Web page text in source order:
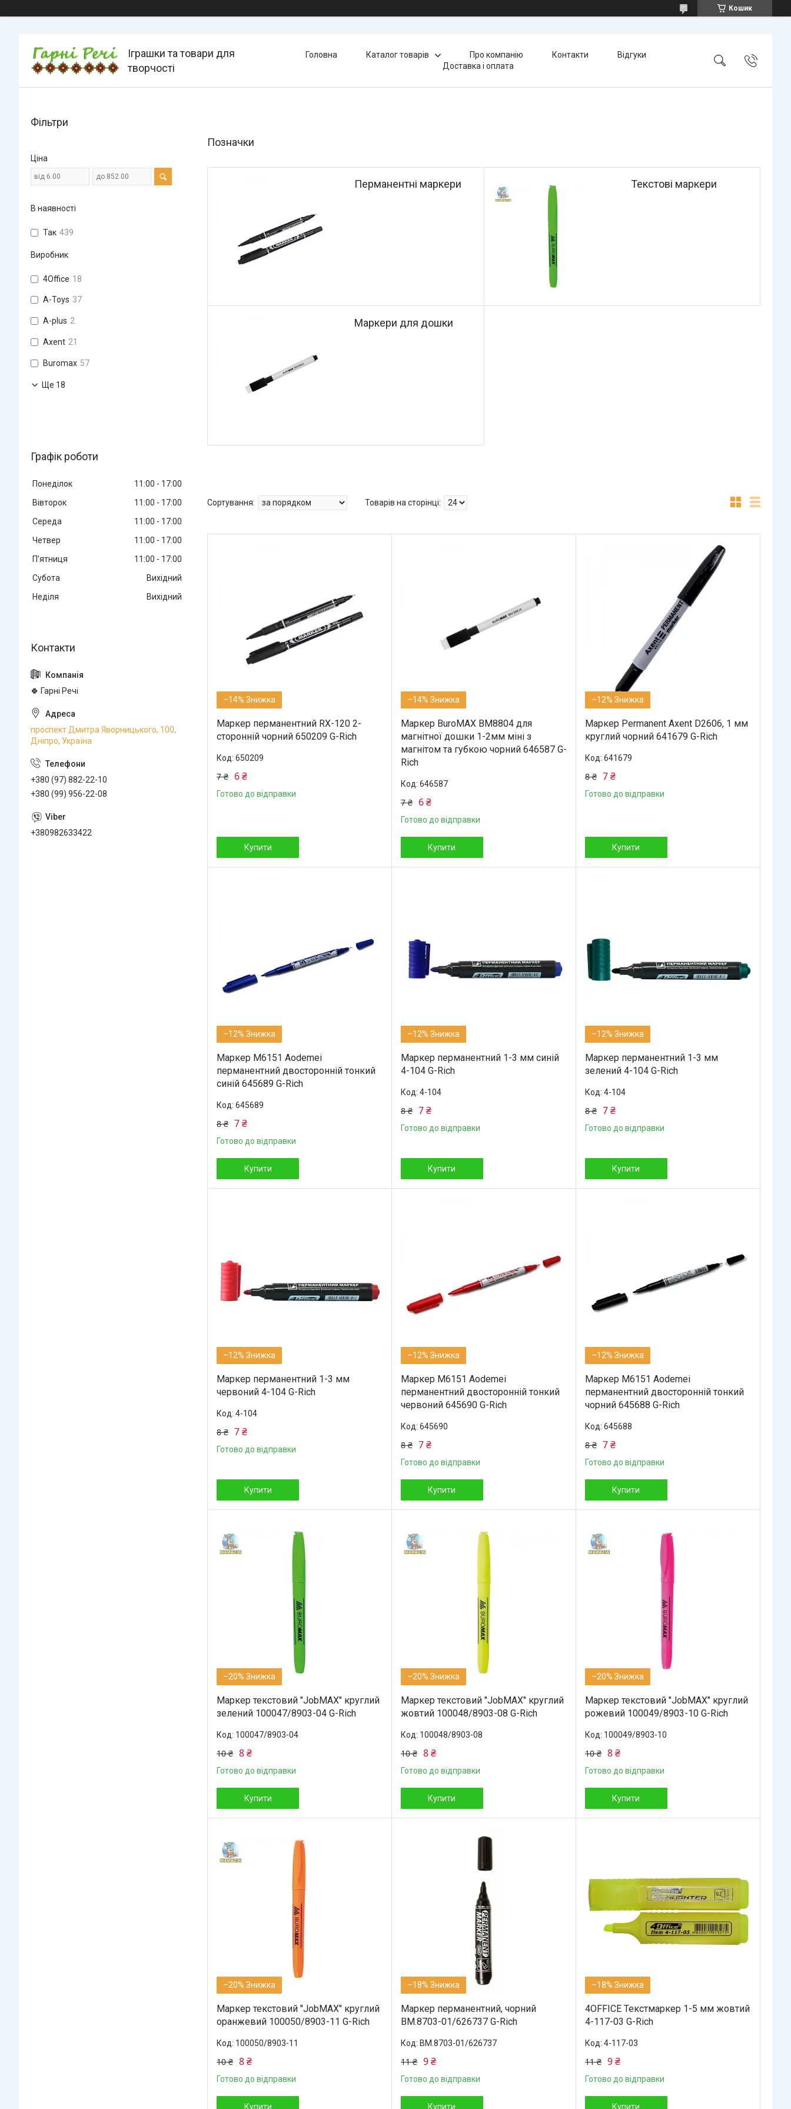
Кошик
Іграшки та товари для
творчості
Головна Каталог товарів Про компанію Контакти
Відгуки
Доставка і оплата
Позначки
Перманентні маркери Текстові маркери
Маркери для дошки
–14%
Маркер перманентний RX-120 2-
сторонній чорний 650209 G-Rich
650209
7 ₴ 6 ₴
Готово до відправки
Купити
–14%
Маркер BuroMAX BM8804 для
магнітної дошки 1-2мм міні з
магнітом та губкою чорний 646587 G-
Rich
646587
7 ₴ 6 ₴
Готово до відправки
Купити
–12%
Маркер Permanent Axent D2606, 1 мм
круглий чорний 641679 G-Rich
641679
8 ₴ 7 ₴
Готово до відправки
Купити
–12%
Маркер М6151 Aodemei
перманентний двосторонній тонкий
синій 645689 G-Rich
645689
8 ₴ 7 ₴
Готово до відправки
Купити
–12%
Маркер перманентний 1-3 мм синій
4-104 G-Rich
4-104
8 ₴ 7 ₴
Готово до відправки
Купити
–12%
Маркер перманентний 1-3 мм
зелений 4-104 G-Rich
4-104
8 ₴ 7 ₴
Готово до відправки
Купити
–12%
Маркер перманентний 1-3 мм
червоний 4-104 G-Rich
4-104
8 ₴ 7 ₴
Готово до відправки
Купити
–12%
Маркер М6151 Aodemei
перманентний двосторонній тонкий
червоний 645690 G-Rich
645690
8 ₴ 7 ₴
Готово до відправки
Купити
–12%
Маркер М6151 Aodemei
перманентний двосторонній тонкий
чорний 645688 G-Rich
645688
8 ₴ 7 ₴
Готово до відправки
Купити
–20%
Маркер текстовий "JobMAX" круглий
зелений 100047/8903-04 G-Rich
100047/8903-04
10 ₴ 8 ₴
Готово до відправки
Купити
–20%
Маркер текстовий "JobMAX" круглий
жовтий 100048/8903-08 G-Rich
100048/8903-08
10 ₴ 8 ₴
Готово до відправки
Купити
–20%
Маркер текстовий "JobMAX" круглий
рожевий 100049/8903-10 G-Rich
100049/8903-10
10 ₴ 8 ₴
Готово до відправки
Купити
–20%
Маркер текстовий "JobMAX" круглий
оранжевий 100050/8903-11 G-Rich
100050/8903-11
10 ₴ 8 ₴
Готово до відправки
Купити
–18%
Маркер перманентний, чорний
BM.8703-01/626737 G-Rich
BM.8703-01/626737
11 ₴ 9 ₴
Готово до відправки
Купити
–18%
4OFFICE Текстмаркер 1-5 мм жовтий
4-117-03 G-Rich
4-117-03
11 ₴ 9 ₴
Готово до відправки
Купити
Фільтри
Ціна
В наявності
Так 439
Виробник
4Office 18
A-Toys 37
A-plus 2
Axent 21
Buromax 57
Ще 18
Графік роботи
Понеділок 11:00
17:00
Вівторок
11:00
17:00
Середа
11:00
17:00
Четвер
11:00
17:00
Пʼятниця
11:00
17:00
Субота
Вихідний
Неділя
Вихідний
🍀 Гарні Речі
проспект Дмитра Яворницького, 100,
Дніпро, Україна
+380 (97) 882-22-10
+380 (99) 956-22-08
+380982633422